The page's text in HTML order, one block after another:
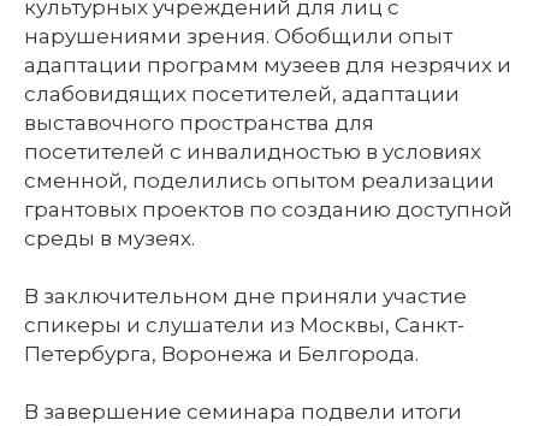
культурных учреждений для лиц с
нарушениями зрения. Обобщили опыт
адаптации программ музеев для незрячих и
слабовидящих посетителей, адаптации
выставочного пространства для
посетителей с инвалидностью в условиях
сменной, поделились опытом реализации
грантовых проектов по созданию доступной
среды в музеях.
В заключительном дне приняли участие
спикеры и слушатели из Москвы, Санкт-
Петербурга, Воронежа и Белгорода.
В завершение семинара подвели итоги